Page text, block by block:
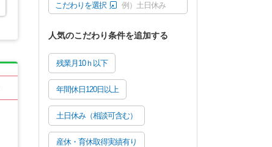
こだわりを選択 例）土日休み
人気のこだわり条件を追加する
残業月10ｈ以下
年間休日120日以上
土日休み（相談可含む）
産休・育休取得実績有り